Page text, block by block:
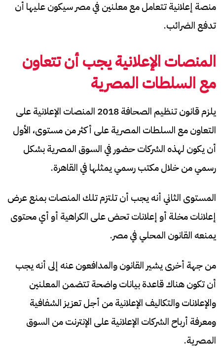
منصة إعلانية تتعامل مع معلنين في مصر سيكون عليها أن
تدفع الضرائب.
المنصات الإعلانية يجب أن تتعاون
مع السلطات المصرية
يلزم قانون تنظيم الصحافة 2018 المنصات الإعلانية على
التعاون مع السلطات المصرية على أكثر من مستوى، الأول
أن يكون لهذه الشركات حضور في السوق المصرية بشكل
رسمي من خلال مكتب رسمي يمثلها في القاهرة.
المستوى الثاني أنه يجب أن تلتزم تلك المنصات بمنع عرض
إعلانات مخلة أو إعلانات تحض على الكراهية أو أي محتوى
يمنعه القانون المحلي في مصر.
من جهة أخرى يشير القانون والمدافعون عنه إلى أنه يجب
أن تكون هناك قاعدة بيانات واضحة تتضمن المعلنين
والإعلانات والتكاليف الإعلانية من أجل تعزيز الشفافية
ومعرفة أرباح الشركات الإعلانية على الإنترنت من السوق
المصرية.